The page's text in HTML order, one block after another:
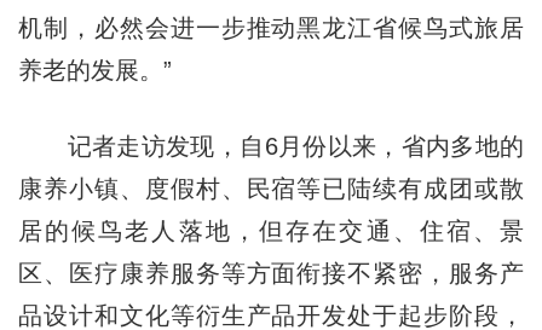
机制，必然会进一步推动黑龙江省候鸟式旅居
养老的发展。”
记者走访发现，自6月份以来，省内多地的
康养小镇、度假村、民宿等已陆续有成团或散
居的候鸟老人落地，但存在交通、住宿、景
区、医疗康养服务等方面衔接不紧密，服务产
品设计和文化等衍生产品开发处于起步阶段，